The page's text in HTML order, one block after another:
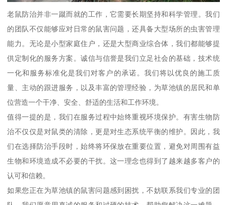
老鼠防治并非一蹴而就的工作，它需要长期坚持和科学管理。我们
的团队不仅能够应对日常的鼠害问题，还具备大型场所的虫害管理
能力。无论是小型家庭住户，还是大型商业综合体，我们都能够提
供定制化的服务方案。诚信与信誉是我们立足社会的基础，技术统
一化和服务标准化是我们对客户的承诺。我们将以优良的施工质
量、主动的跟进服务，以及丰富的管理经验，为草池镇的居民和单
位营造一个干净、安全、舒适的生活和工作环境。
值得一提的是，我们在服务过程中始终重视环境保护。有害生物防
治不仅仅是对鼠类的清除，更是对生态系统平衡的维护。因此，我
们在选择防治手段时，始终将环保放在重要位置，避免对周围有益
生物和环境造成不必要的干扰。这一理念也得到了越来越多客户的
认可和信赖。
如果您正在为草池镇的鼠害问题感到困扰，不妨联系我们专业的团